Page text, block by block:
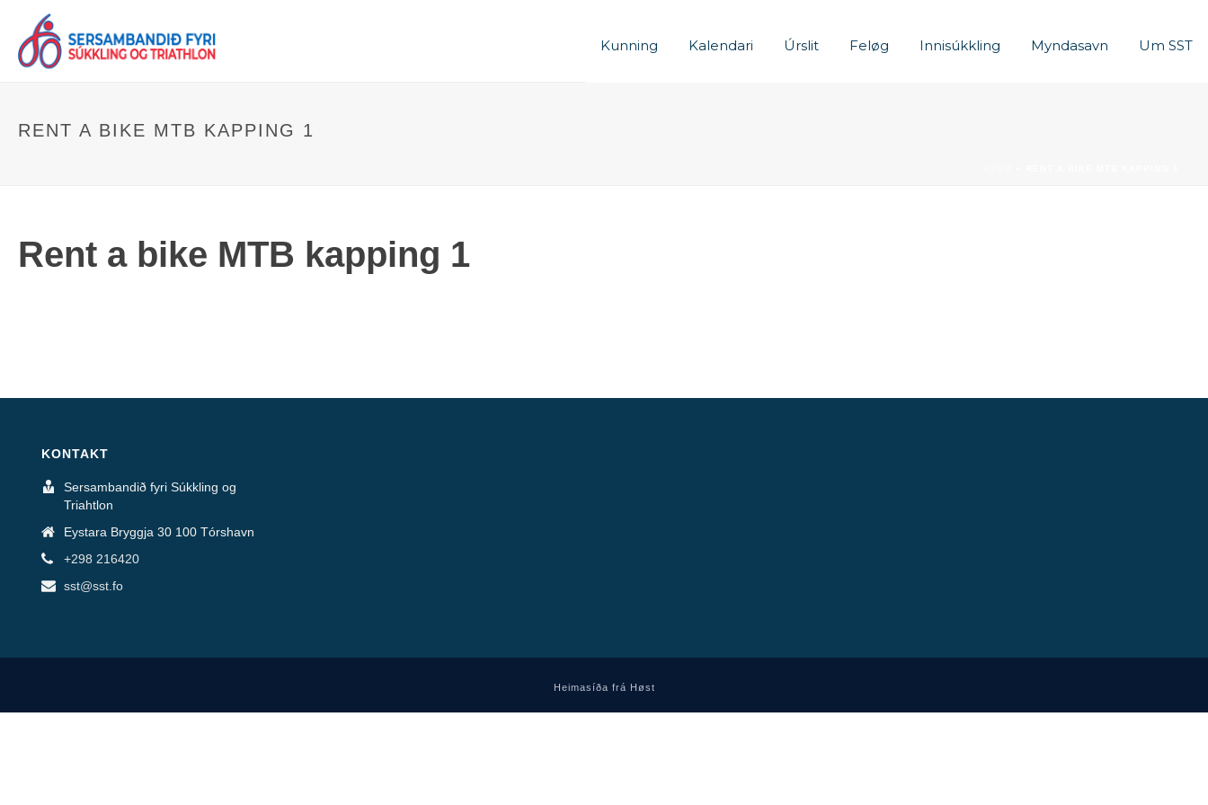
Kunning Kalendari Úrslit Feløg Innisúkkling Myndasavn Um SST
RENT A BIKE MTB KAPPING 1
Rent a bike MTB kapping 1
KONTAKT
Sersambandið fyri Súkkling og
Triahtlon
Eystara Bryggja 30 100 Tórshavn
+298 216420
sst@sst.fo
Heimasíða frá Høst